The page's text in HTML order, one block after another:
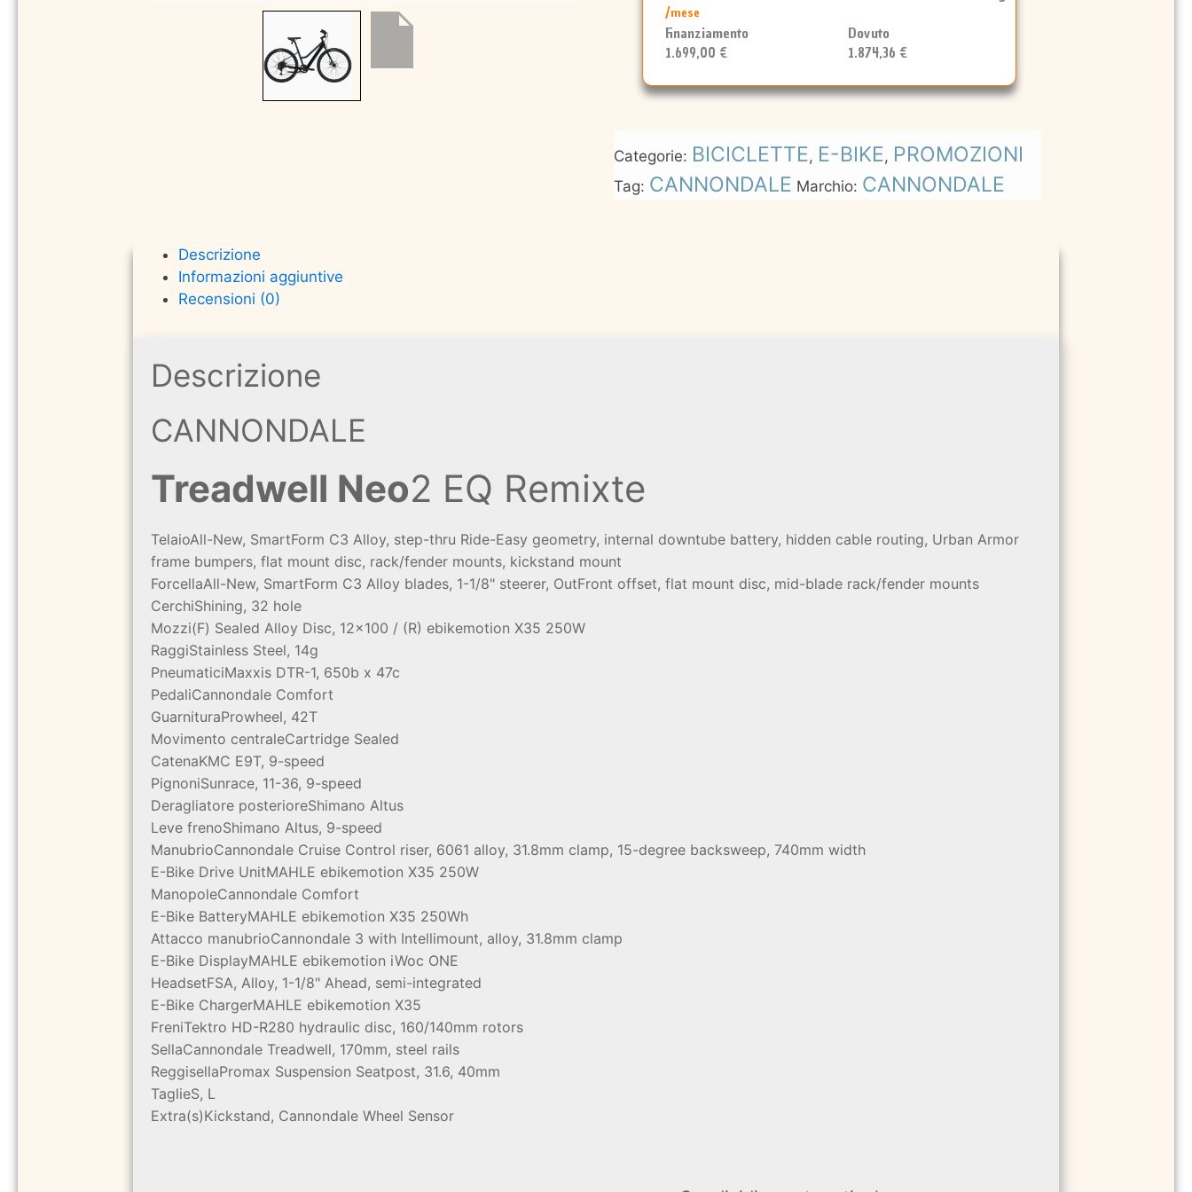
/mese
Finanziamento
1.699,00 €
Dovuto
1.874,36 €
Categorie: BICICLETTE, E-BIKE, PROMOZIONI
Tag: CANNONDALE Marchio: CANNONDALE
Descrizione
Informazioni aggiuntive
Recensioni (0)
Descrizione
CANNONDALE
Treadwell Neo2 EQ Remixte
TelaioAll-New, SmartForm C3 Alloy, step-thru Ride-Easy geometry, internal downtube battery, hidden cable routing, Urban Armor
frame bumpers, flat mount disc, rack/fender mounts, kickstand mount
ForcellaAll-New, SmartForm C3 Alloy blades, 1-1/8" steerer, OutFront offset, flat mount disc, mid-blade rack/fender mounts
CerchiShining, 32 hole
Mozzi(F) Sealed Alloy Disc, 12x100 / (R) ebikemotion X35 250W
RaggiStainless Steel, 14g
PneumaticiMaxxis DTR-1, 650b x 47c
PedaliCannondale Comfort
GuarnituraProwheel, 42T
Movimento centraleCartridge Sealed
CatenaKMC E9T, 9-speed
PignoniSunrace, 11-36, 9-speed
Deragliatore posterioreShimano Altus
Leve frenoShimano Altus, 9-speed
ManubrioCannondale Cruise Control riser, 6061 alloy, 31.8mm clamp, 15-degree backsweep, 740mm width
E-Bike Drive UnitMAHLE ebikemotion X35 250W
ManopoleCannondale Comfort
E-Bike BatteryMAHLE ebikemotion X35 250Wh
Attacco manubrioCannondale 3 with Intellimount, alloy, 31.8mm clamp
E-Bike DisplayMAHLE ebikemotion iWoc ONE
HeadsetFSA, Alloy, 1-1/8" Ahead, semi-integrated
E-Bike ChargerMAHLE ebikemotion X35
FreniTektro HD-R280 hydraulic disc, 160/140mm rotors
SellaCannondale Treadwell, 170mm, steel rails
ReggisellaPromax Suspension Seatpost, 31.6, 40mm
TaglieS, L
Extra(s)Kickstand, Cannondale Wheel Sensor